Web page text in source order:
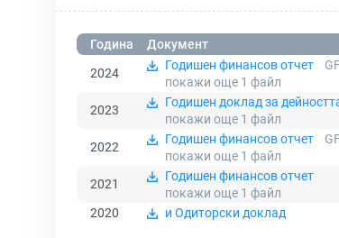
Година
Документ
2024
Годишен финансов отчет
покажи още 1 файл
2023
Годишен доклад за
покажи още 1 файл
2022
Годишен финансов отчет
покажи още 1 файл
2021
Годишен финансов отчет
покажи още 1 файл
2020
и Одиторски доклад